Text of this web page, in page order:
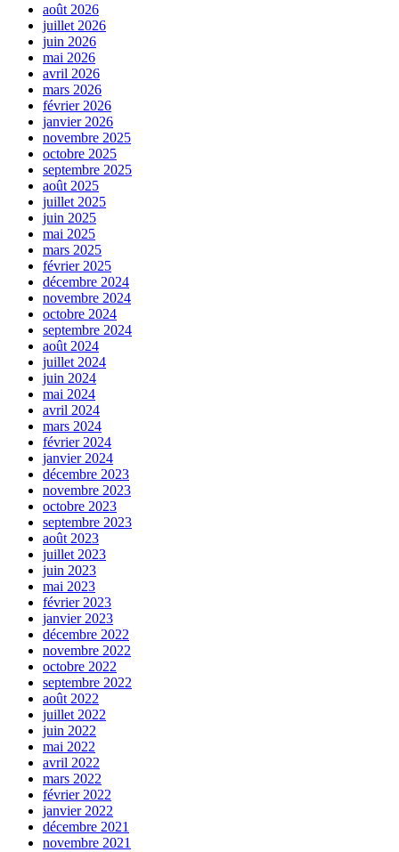
août 2026
juillet 2026
juin 2026
mai 2026
avril 2026
mars 2026
février 2026
janvier 2026
novembre 2025
octobre 2025
septembre 2025
août 2025
juillet 2025
juin 2025
mai 2025
mars 2025
février 2025
décembre 2024
novembre 2024
octobre 2024
septembre 2024
août 2024
juillet 2024
juin 2024
mai 2024
avril 2024
mars 2024
février 2024
janvier 2024
décembre 2023
novembre 2023
octobre 2023
septembre 2023
août 2023
juillet 2023
juin 2023
mai 2023
février 2023
janvier 2023
décembre 2022
novembre 2022
octobre 2022
septembre 2022
août 2022
juillet 2022
juin 2022
mai 2022
avril 2022
mars 2022
février 2022
janvier 2022
décembre 2021
novembre 2021